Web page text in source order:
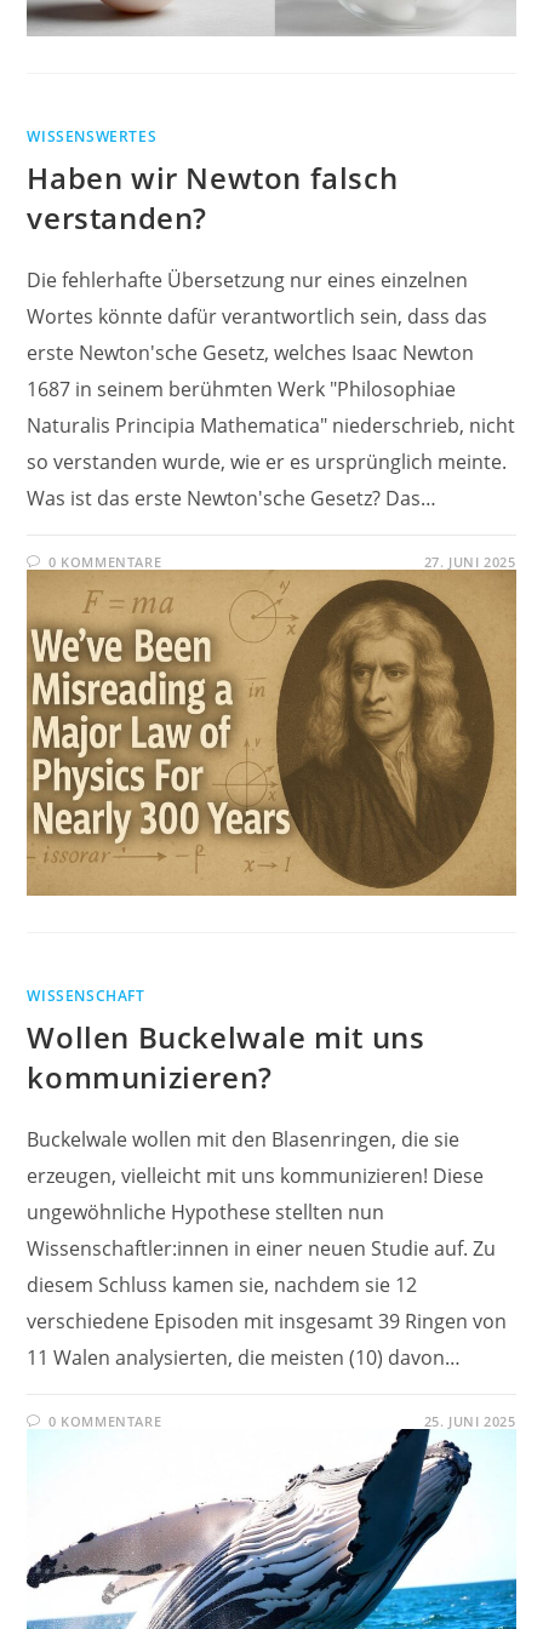
WISSENSWERTES
Haben wir Newton falsch
verstanden?
Die fehlerhafte Übersetzung nur eines einzelnen
Wortes könnte dafür verantwortlich sein, dass das
erste Newton'sche Gesetz, welches Isaac Newton
1687 in seinem berühmten Werk "Philosophiae
Naturalis Principia Mathematica" niederschrieb, nicht
so verstanden wurde, wie er es ursprünglich meinte.
Was ist das erste Newton'sche Gesetz? Das…
0 KOMMENTARE 27. JUNI 2025
WISSENSCHAFT
Wollen Buckelwale mit uns
kommunizieren?
Buckelwale wollen mit den Blasenringen, die sie
erzeugen, vielleicht mit uns kommunizieren! Diese
ungewöhnliche Hypothese stellten nun
Wissenschaftler:innen in einer neuen Studie auf. Zu
diesem Schluss kamen sie, nachdem sie 12
verschiedene Episoden mit insgesamt 39 Ringen von
11 Walen analysierten, die meisten (10) davon…
0 KOMMENTARE 25. JUNI 2025